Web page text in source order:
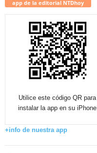
app de la editorial NTDhoy
Utilice este código QR para
instalar la app en su iPhone
+info de nuestra app